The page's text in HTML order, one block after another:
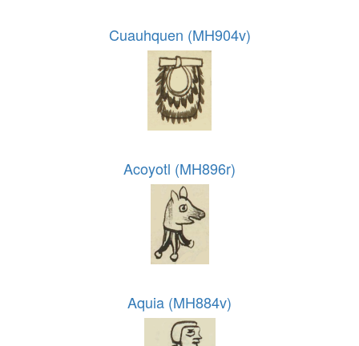
Cuauhquen (MH904v)
Acoyotl (MH896r)
Aquia (MH884v)